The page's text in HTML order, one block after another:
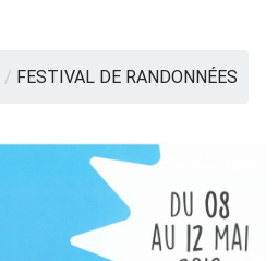
/ FESTIVAL DE RANDONNÉES